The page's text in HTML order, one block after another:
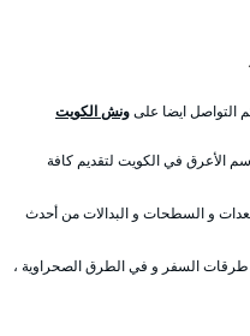
التواصل ايضا علىونش الكويت
الأعرق في الكويت لتقديم كافة
و السطحات و البدالات من أحدث
السفر و في الطرق الصحراوية ،